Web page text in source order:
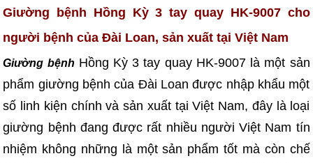
Giường bệnh Hồng Kỳ 3 tay quay HK-9007 cho
người bệnh của Đài Loan, sản xuất tại Việt Nam
Giường bệnh Hồng Kỳ 3 tay quay HK-9007 là một sản
phẩm giường bệnh của Đài Loan được nhập khẩu một
số linh kiện chính và sản xuất tại Việt Nam, đây là loại
giường bệnh đang được rất nhiều người Việt Nam tín
nhiệm không những là một sản phẩm tốt mà còn chế